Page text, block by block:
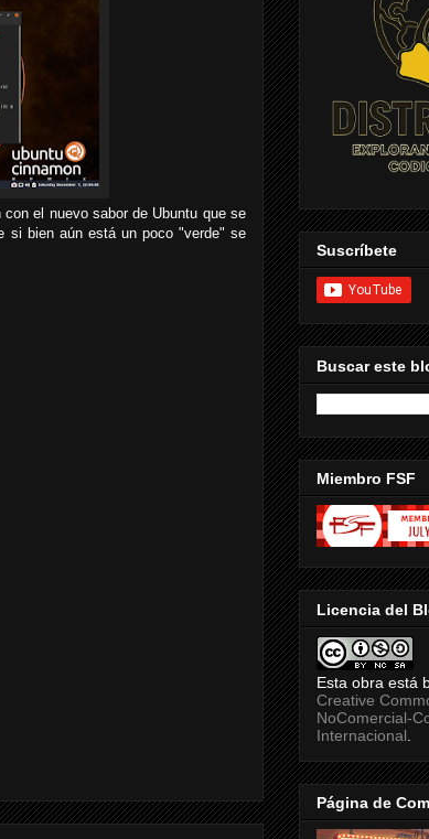
el nuevo sabor de Ubuntu que se
si bien aún está un poco "verde" se
Suscríbete
Buscar este
Miembro FSF
Licencia del
Esta obra está
Creative
NoComercial-
Internacional
Página de